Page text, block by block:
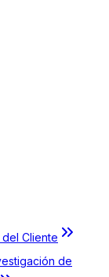
Cliente
de